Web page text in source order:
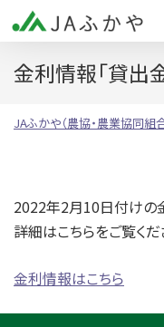
金利情報「貸出
JAふかや（農協・農業協同組合
2022年2月10日付けの
詳細はこちらをご覧くだ
金利情報はこちら